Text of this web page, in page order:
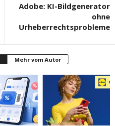
Adobe: KI-Bildgenerator
ohne
Urheberrechtsprobleme
Mehr vom Autor